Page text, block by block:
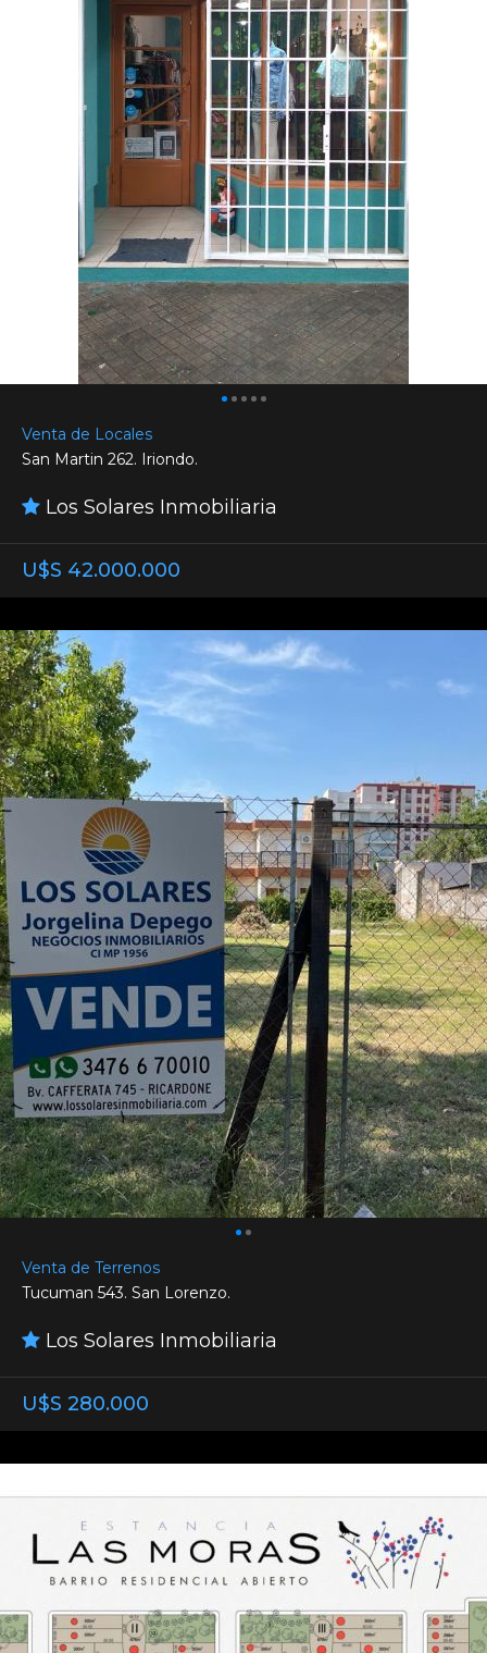
Venta de Locales
San Martin 262. Iriondo.
Los Solares Inmobiliaria
U$S 42.000.000
Venta de Terrenos
Tucuman 543. San Lorenzo.
Los Solares Inmobiliaria
U$S 280.000